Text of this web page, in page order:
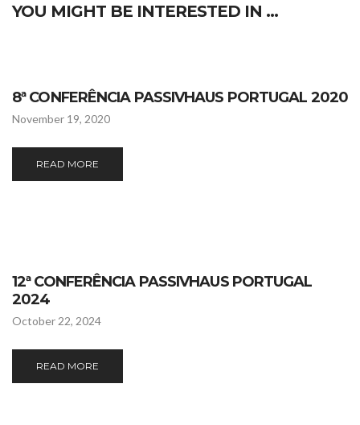
YOU MIGHT BE INTERESTED IN …
8ª CONFERÊNCIA PASSIVHAUS PORTUGAL 2020
November 19, 2020
READ MORE
12ª CONFERÊNCIA PASSIVHAUS PORTUGAL
2024
October 22, 2024
READ MORE